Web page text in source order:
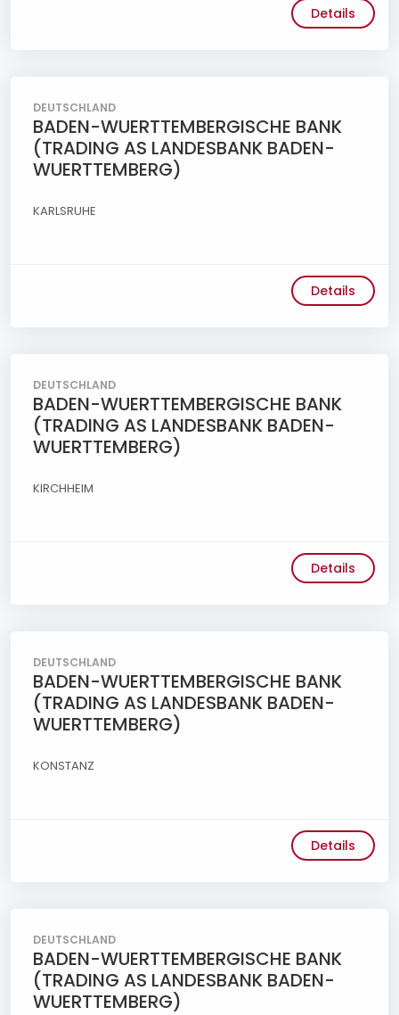
Details
DEUTSCHLAND
BADEN-WUERTTEMBERGISCHE BANK
(TRADING AS LANDESBANK BADEN-
WUERTTEMBERG)
KARLSRUHE
Details
DEUTSCHLAND
BADEN-WUERTTEMBERGISCHE BANK
(TRADING AS LANDESBANK BADEN-
WUERTTEMBERG)
KIRCHHEIM
Details
DEUTSCHLAND
BADEN-WUERTTEMBERGISCHE BANK
(TRADING AS LANDESBANK BADEN-
WUERTTEMBERG)
KONSTANZ
Details
DEUTSCHLAND
BADEN-WUERTTEMBERGISCHE BANK
(TRADING AS LANDESBANK BADEN-
WUERTTEMBERG)